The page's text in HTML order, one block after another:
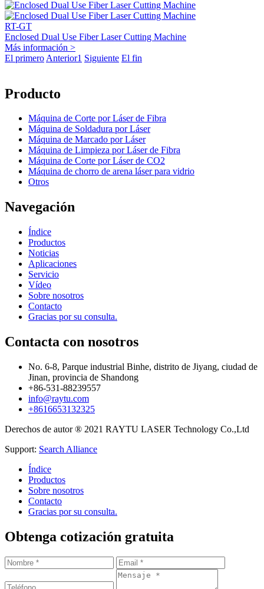
RT-GT
Enclosed Dual Use Fiber Laser Cutting Machine
Más información >
El primero Anterior1 Siguiente El fin
Producto
Máquina de Corte por Láser de Fibra
Máquina de Soldadura por Láser
Máquina de Marcado por Láser
Máquina de Limpieza por Láser de Fibra
Máquina de Corte por Láser de CO2
Máquina de chorro de arena láser para vidrio
Otros
Navegación
Índice
Productos
Noticias
Aplicaciones
Servicio
Vídeo
Sobre nosotros
Contacto
Gracias por su consulta.
Contacta con nosotros
No. 6-8, Parque industrial Binhe, distrito de Jiyang, ciudad de
Jinan, provincia de Shandong
+86-531-88239557
info@raytu.com
+8616653132325
Derechos de autor ® 2021 RAYTU LASER Technology Co.,Ltd
Support: Search Alliance
Índice
Productos
Sobre nosotros
Contacto
Gracias por su consulta.
Obtenga cotización gratuita